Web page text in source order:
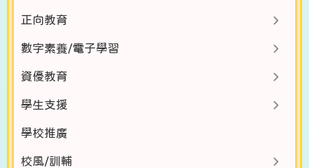
正向教育
數字素養/電子學習
資優教育
學生支援
學校推廣
校風/訓輔